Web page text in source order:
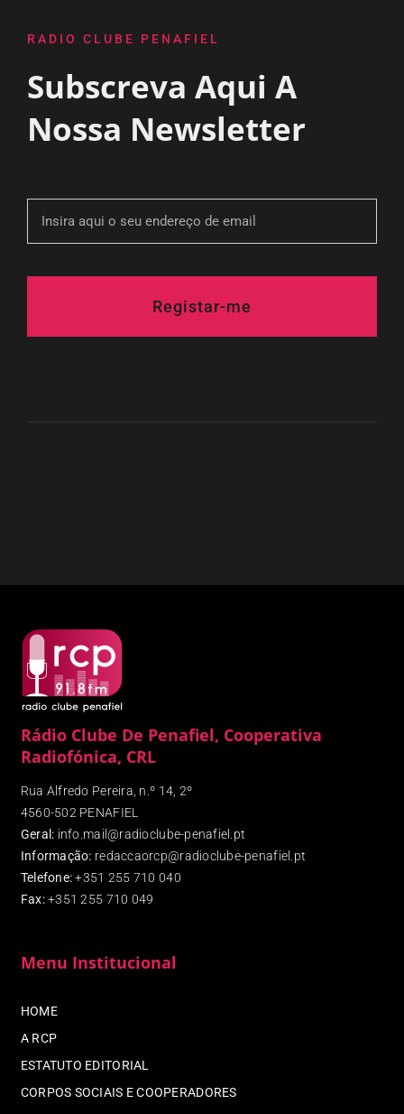
RADIO CLUBE PENAFIEL
Subscreva Aqui A
Nossa Newsletter
Registar-me
Rádio Clube De Penafiel, Cooperativa
Radiofónica, CRL
Rua Alfredo Pereira, n.º 14, 2º
4560-502 PENAFIEL
Geral: info.mail@radioclube-penafiel.pt
Informação: redaccaorcp@radioclube-penafiel.pt
Telefone: +351 255 710 040
Fax:+351 255 710 049
Menu Institucional
HOME
A RCP
ESTATUTO EDITORIAL
CORPOS SOCIAIS E COOPERADORES